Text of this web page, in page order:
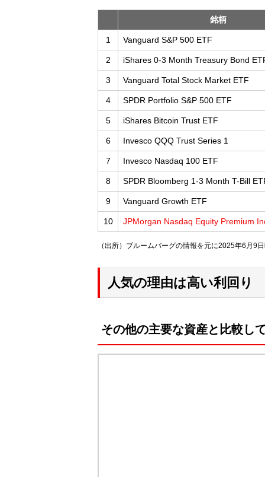
銘柄
1 Vanguard S&P 500 ETF
2 iShares 0-3 Month Treasury Bond
3 Vanguard Total Stock Market ETF
4 SPDR Portfolio S&P 500 ETF
5 iShares Bitcoin Trust ETF
6 Invesco QQQ Trust Series 1
7 Invesco Nasdaq 100 ETF
8 SPDR Bloomberg 1-3 Month T-Bill
9 Vanguard Growth ETF
10 JPMorgan Nasdaq Equity Premium
（出所）ブルームバーグの情報を元に2025年6月9
人気の理由は高い利回り
その他の主要な資産と比較し